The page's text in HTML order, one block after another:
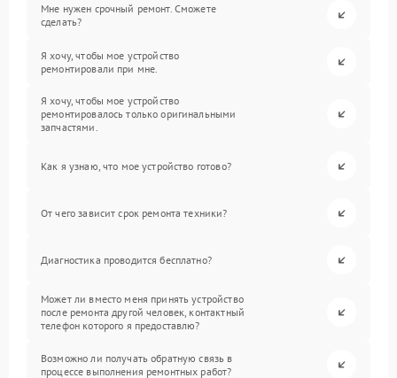
Мне нужен срочный ремонт. Сможете
сделать?
Я хочу, чтобы мое устройство
ремонтировали при мне.
Я хочу, чтобы мое устройство
ремонтировалось только оригинальными
запчастями.
Как я узнаю, что мое устройство готово?
От чего зависит срок ремонта техники?
Диагностика проводится бесплатно?
Может ли вместо меня принять устройство
после ремонта другой человек, контактный
телефон которого я предоставлю?
Возможно ли получать обратную связь в
процессе выполнения ремонтных работ?